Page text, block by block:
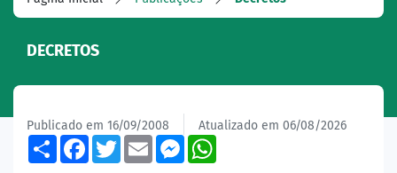
DECRETOS
Publicado em 16/09/2008 Atualizado em 06/08/2026
ShareFacebook
TwitterEmailMessenger